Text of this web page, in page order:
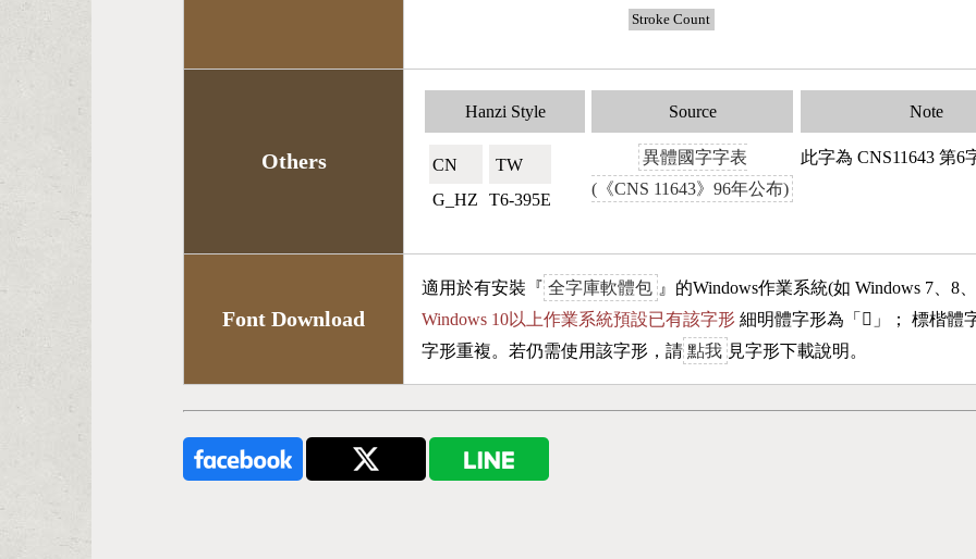
Stroke Count
Others
Hanzi Style
CN🇨🇳
G_HZ
TW🇹🇼
T6-395E
Source
異體國字字表
(《CNS 11643》96年公布)
Note
此字為 CNS11643 第6
Font Download
適用於有安裝『 全字庫軟體包 』的Windows作業系統(如 Windows 7、8
Windows 10以上作業系統預設已有該字形 細明體字形為「 𠳫 」； 標楷體
字形重複。若仍需使用該字形，請 點我 見字形下載說明。